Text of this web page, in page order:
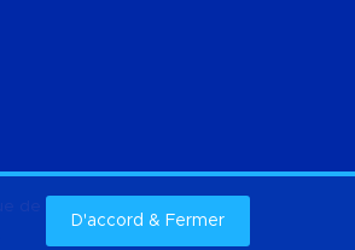
Plan du site
D'accord & Fermer